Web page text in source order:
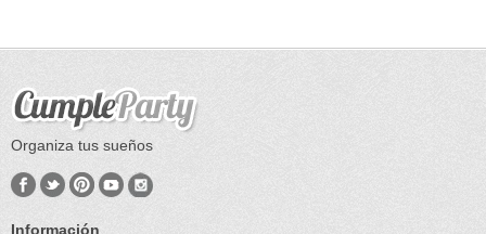
Organiza tus sueños
Información